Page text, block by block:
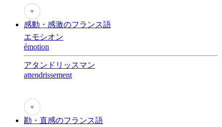
♥
感動・感激のフランス語
エモシオン
émotion
アタンドリッスマン
attendrissement
♥
勘・直感のフランス語